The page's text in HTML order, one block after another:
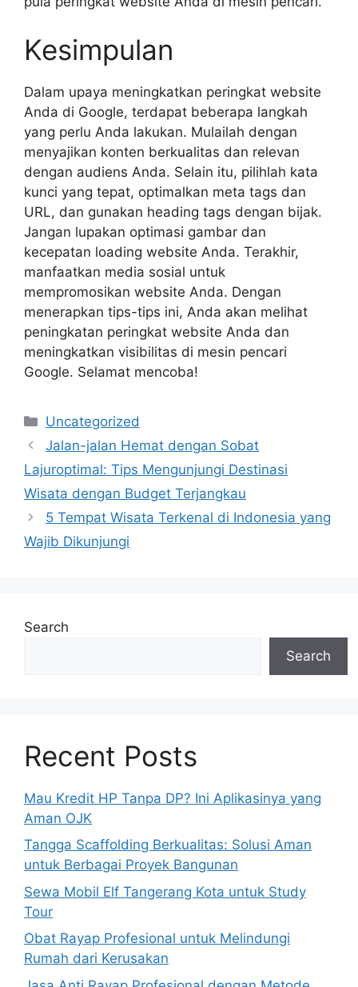
Kesimpulan
Dalam upaya meningkatkan peringkat website
Anda di Google, terdapat beberapa langkah
yang perlu Anda lakukan. Mulailah dengan
menyajikan konten berkualitas dan relevan
dengan audiens Anda. Selain itu, pilihlah kata
kunci yang tepat, optimalkan meta tags dan
URL, dan gunakan heading tags dengan bijak.
Jangan lupakan optimasi gambar dan
kecepatan loading website Anda. Terakhir,
manfaatkan media sosial untuk
mempromosikan website Anda. Dengan
menerapkan tips-tips ini, Anda akan melihat
peningkatan peringkat website Anda dan
meningkatkan visibilitas di mesin pencari
Google. Selamat mencoba!
Categories
Uncategorized
Jalan-jalan Hemat dengan Sobat
Lajuroptimal: Tips Mengunjungi Destinasi
Wisata dengan Budget Terjangkau
5 Tempat Wisata Terkenal di Indonesia yang
Wajib Dikunjungi
Search
Search
Recent Posts
Mau Kredit HP Tanpa DP? Ini Aplikasinya yang
Aman OJK
Tangga Scaffolding Berkualitas: Solusi Aman
untuk Berbagai Proyek Bangunan
Sewa Mobil Elf Tangerang Kota untuk Study
Tour
Obat Rayap Profesional untuk Melindungi
Rumah dari Kerusakan